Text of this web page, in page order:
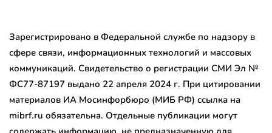
Зарегистрировано в Федеральной службе по надзору в
сфере связи, информационных технологий и массовых
коммуникаций. Свидетельство о регистрации СМИ Эл №
ФС77-87197 выдано 22 апреля 2024 г. При цитировании
материалов ИА Мосинфорбюро (МИБ РФ) ссылка на
mibrf.ru обязательна. Отдельные публикации могут